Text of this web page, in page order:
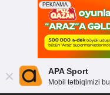
APA Sport
Mobil tətbiqimizi